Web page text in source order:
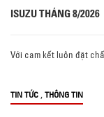
ISUZU THÁNG 8/2026
Với cam kết luôn đặt
TIN TỨC , THÔNG TIN